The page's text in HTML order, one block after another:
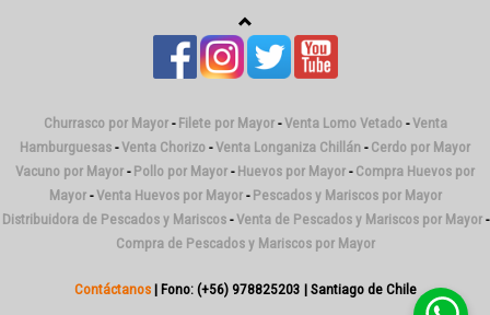
Churrasco por Mayor- Filete por Mayor-Venta Lomo Vetado-Venta
Hamburguesas -Venta Chorizo -Venta Longaniza Chillán - Cerdo por Mayor
Vacuno por Mayor - Pollo por Mayor - Huevos por Mayor - Compra Huevos por
Mayor-Venta Huevos por Mayor- Pescados y Mariscos por Mayor
Distribuidora de Pescados y Mariscos-Venta de Pescados y Mariscos por Mayor-
Compra de Pescados y Mariscos por Mayor
Contáctanos| Fono: (+56) 978825203 | Santiago de Chile